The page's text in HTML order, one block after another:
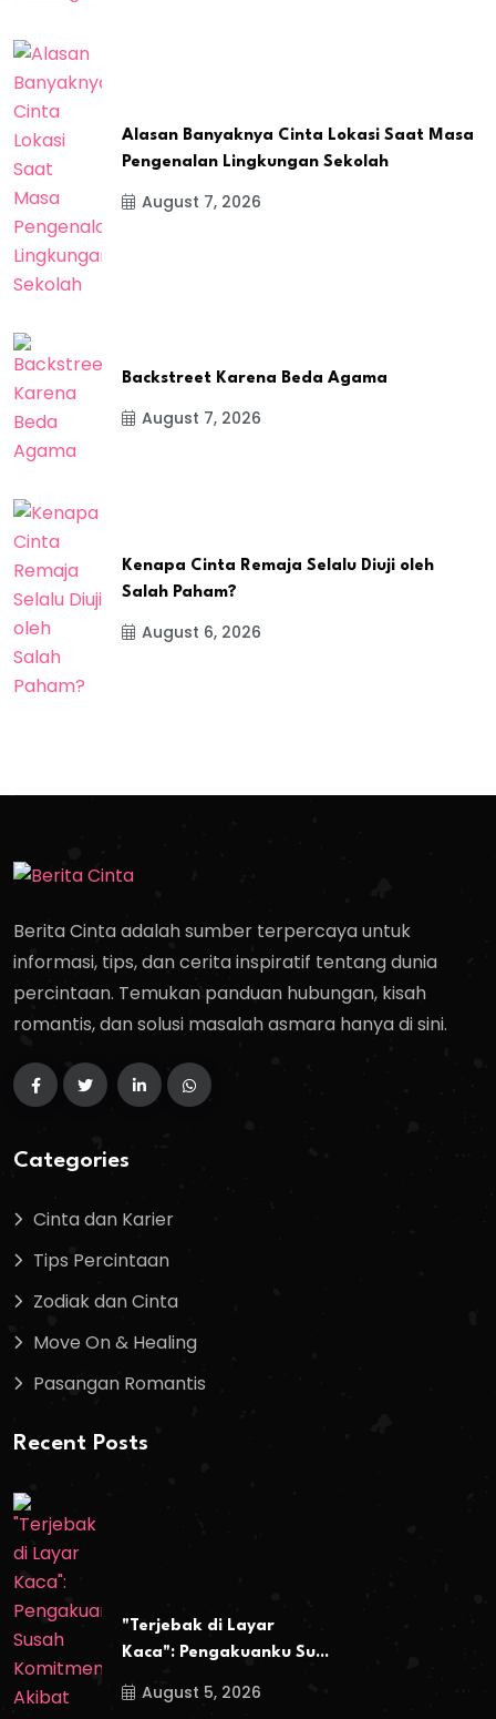
Alasan Banyaknya Cinta Lokasi Saat Masa
Pengenalan Lingkungan Sekolah
August 7, 2026
Backstreet Karena Beda Agama
August 7, 2026
Kenapa Cinta Remaja Selalu Diuji oleh
Salah Paham?
August 6, 2026
Berita Cinta adalah sumber terpercaya untuk
informasi, tips, dan cerita inspiratif tentang dunia
percintaan. Temukan panduan hubungan, kisah
romantis, dan solusi masalah asmara hanya di sini.
Categories
Cinta dan Karier
Tips Percintaan
Zodiak dan Cinta
Move On & Healing
Pasangan Romantis
Recent Posts
"Terjebak di Layar
Kaca": Pengakuanku Su...
August 5, 2026